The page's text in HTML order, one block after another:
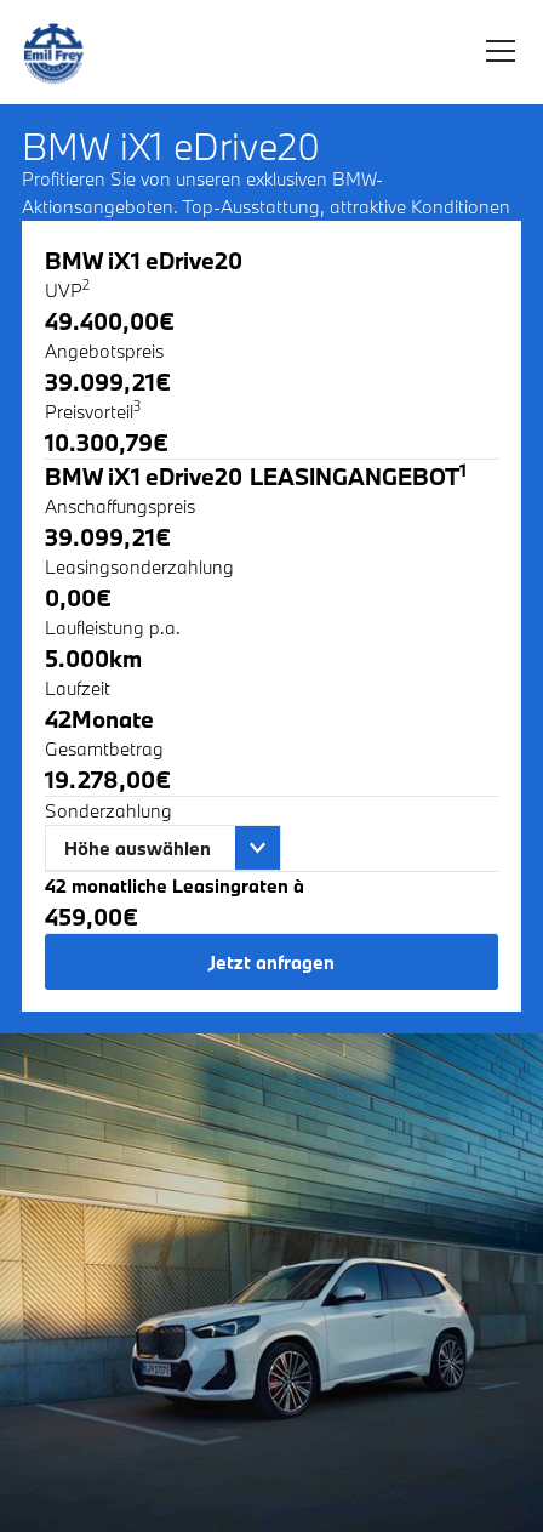
BMW iX1 eDrive20
Profitieren Sie von unseren exklusiven BMW-
Aktionsangeboten. Top-Ausstattung, attraktive Konditionen
BMW iX1 eDrive20
UVP2
49.400,00€
Angebotspreis
39.099,21€
Preisvorteil3
10.300,79€
BMW iX1 eDrive20 LEASINGANGEBOT1
Anschaffungspreis
39.099,21€
Leasingsonderzahlung
0,00€
Laufleistung p.a.
5.000km
Laufzeit
42Monate
Gesamtbetrag
19.278,00€
Sonderzahlung
Höhe auswählen
42 monatliche Leasingraten à
459,00€
Jetzt anfragen